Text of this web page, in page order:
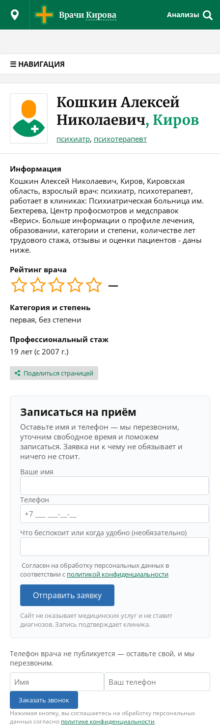
Врачи Кирова Анализы
☰ НАВИГАЦИЯ
Кошкин Алексей
Николаевич, Киров
психиатр, психотерапевт
Информация
Кошкин Алексей Николаевич, Киров, Кировская
область, взрослый врач: психиатр, психотерапевт,
работает в клиниках: Психиатрическая больница им.
Бехтерева, Центр профосмотров и медсправок
«Верис». Больше информации о профиле лечения,
образовании, категории и степени, количестве лет
трудового стажа, отзывы и оценки пациентов - даны
ниже.
Рейтинг врача
—
Категория и степень
первая, без степени
Профессиональный стаж
19 лет (с 2007 г.)
Поделиться страницей
Записаться на приём
Оставьте имя и телефон — мы перезвоним,
уточним свободное время и поможем
записаться. Заявка ни к чему не обязывает и
ничего не стоит.
Ваше имя
Телефон
Что беспокоит или когда удобно (необязательно)
Согласен на обработку персональных данных в
соответствии с политикой конфиденциальности
Отправить заявку
Сайт не оказывает медицинских услуг и не ставит
диагнозов. Запись подтверждает клиника.
Телефон врача не публикуется — оставьте свой, и мы
перезвоним.
Заказать звонок
Нажимая кнопку, вы соглашаетесь на обработку персональных
данных согласно политике конфиденциальности.